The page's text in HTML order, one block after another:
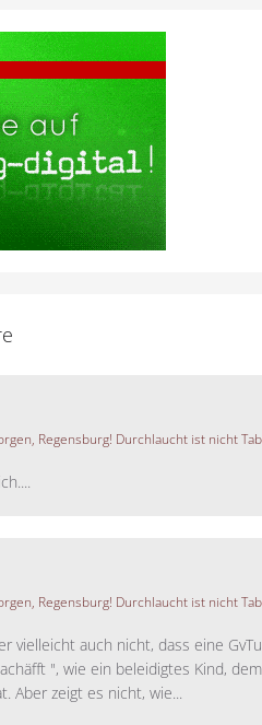
Regensburg! Durchlaucht ist nicht
Regensburg! Durchlaucht ist nicht
vielleicht auch nicht, dass eine
", wie ein beleidigtes Kind,
Aber zeigt es nicht, wie...